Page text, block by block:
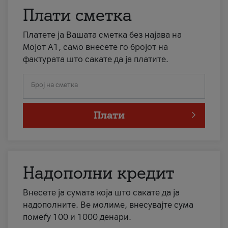
Плати сметка
Платете ја Вашата сметка без најава на
Мојот А1, само внесете го бројот на
фактурата што сакате да ја платите.
Број на сметка
Плати
Надополни кредит
Внесете ја сумата која што сакате да ја
надополните. Ве молиме, внесувајте сума
помеѓу 100 и 1000 денари.